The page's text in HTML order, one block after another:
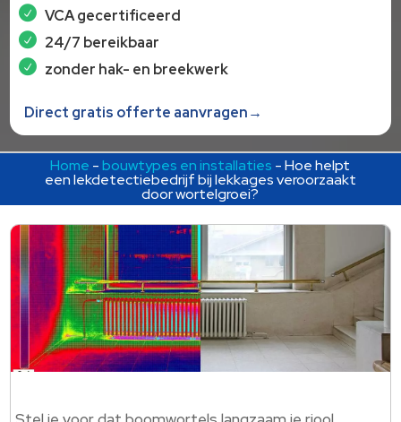
VCA gecertificeerd
24/7 bereikbaar
zonder hak- en breekwerk
Direct gratis offerte aanvragen→
Home -bouwtypes en installaties -Hoe helpt
een lekdetectiebedrijf bij lekkages veroorzaakt
door wortelgroei?